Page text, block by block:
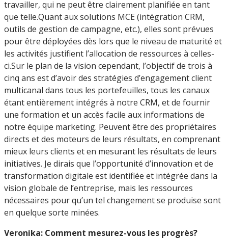
travailler, qui ne peut être clairement planifiée en tant
que telle.Quant aux solutions MCE (intégration CRM,
outils de gestion de campagne, etc.), elles sont prévues
pour être déployées dès lors que le niveau de maturité et
les activités justifient l’allocation de ressources à celles-
ci.Sur le plan de la vision cependant, l’objectif de trois à
cinq ans est d’avoir des stratégies d’engagement client
multicanal dans tous les portefeuilles, tous les canaux
étant entièrement intégrés à notre CRM, et de fournir
une formation et un accès facile aux informations de
notre équipe marketing. Peuvent être des propriétaires
directs et des moteurs de leurs résultats, en comprenant
mieux leurs clients et en mesurant les résultats de leurs
initiatives. Je dirais que l’opportunité d’innovation et de
transformation digitale est identifiée et intégrée dans la
vision globale de l’entreprise, mais les ressources
nécessaires pour qu’un tel changement se produise sont
en quelque sorte minées.
Veronika: Comment mesurez-vous les progrès?